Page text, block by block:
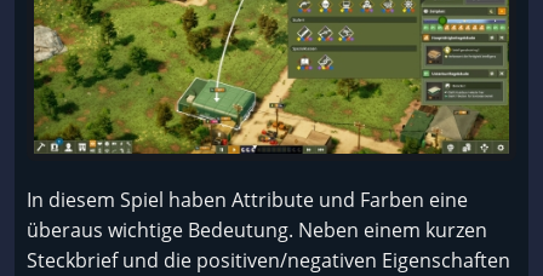
In diesem Spiel haben Attribute und Farben eine
überaus wichtige Bedeutung. Neben einem kurzen
Steckbrief und die positiven/negativen Eigenschaften